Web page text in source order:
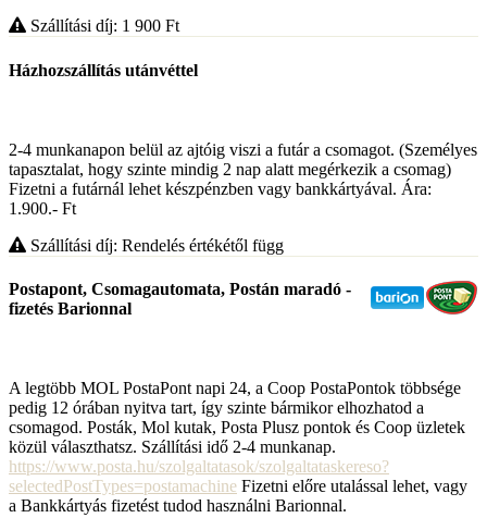
Szállítási díj: 1 900 Ft
Házhozszállítás utánvéttel
2-4 munkanapon belül az ajtóig viszi a futár a csomagot. (Személyes
tapasztalat, hogy szinte mindig 2 nap alatt megérkezik a csomag)
Fizetni a futárnál lehet készpénzben vagy bankkártyával. Ára:
1.900.- Ft
Szállítási díj: Rendelés értékétől függ
Postapont, Csomagautomata, Postán maradó -
fizetés Barionnal
A legtöbb MOL PostaPont napi 24, a Coop PostaPontok többsége
pedig 12 órában nyitva tart, így szinte bármikor elhozhatod a
csomagod. Posták, Mol kutak, Posta Plusz pontok és Coop üzletek
közül választhatsz. Szállítási idő 2-4 munkanap.
https://www.posta.hu/szolgaltatasok/szolgaltataskereso?
selectedPostTypes=postamachine Fizetni előre utalással lehet, vagy
a Bankkártyás fizetést tudod használni Barionnal.